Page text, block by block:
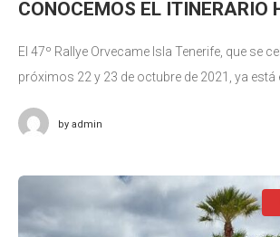
CONOCEMOS EL ITINERARIO
El 47º Rallye Orvecame Isla Tenerife, que se
próximos 22 y 23 de octubre de 2021, ya está
by admin